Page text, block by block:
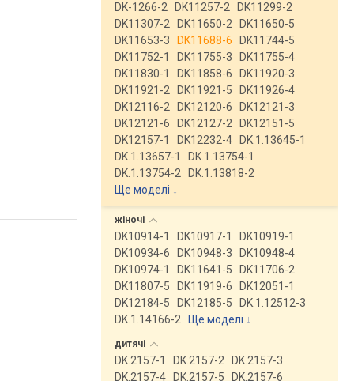
DK-1266-2 DK11257-2
DK11299-2
DK11307-2
DK11650-2
DK11650-5
DK11653-3
DK11688-6
DK11744-5
DK11752-1
DK11755-3
DK11755-4
DK11830-1
DK11858-6
DK11920-3
DK11921-2
DK11921-5
DK11926-4
DK12116-2
DK12120-6
DK12121-3
DK12121-6
DK12127-2
DK12151-5
DK12157-1
DK12232-4
DK.1.13645-1
DK.1.13657-1
DK.1.13754-1
DK.1.13754-2
DK.1.13818-2
Ще моделі ↓
жіночі
DK10914-1 DK10917-1
DK10919-1
DK10934-6
DK10948-3
DK10948-4
DK10974-1
DK11641-5
DK11706-2
DK11807-5
DK11919-6
DK12051-1
DK12184-5
DK12185-5
DK.1.12512-3
DK.1.14166-2
Ще моделі ↓
дитячі
DK.2157-1 DK.2157-2
DK.2157-3
DK.2157-4
DK.2157-5
DK.2157-6